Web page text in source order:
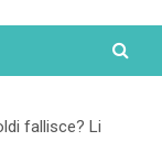
fallisce? Li